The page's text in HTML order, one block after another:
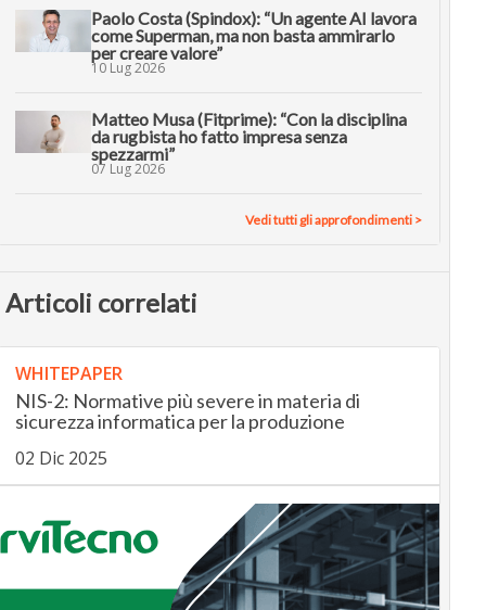
Paolo Costa (Spindox): “Un agente AI lavora
come Superman, ma non basta ammirarlo
per creare valore”
10 Lug 2026
Matteo Musa (Fitprime): “Con la disciplina
da rugbista ho fatto impresa senza
spezzarmi”
07 Lug 2026
Vedi tutti gli approfondimenti >
Articoli correlati
WHITEPAPER
NIS-2: Normative più severe in materia di
sicurezza informatica per la produzione
02 Dic 2025